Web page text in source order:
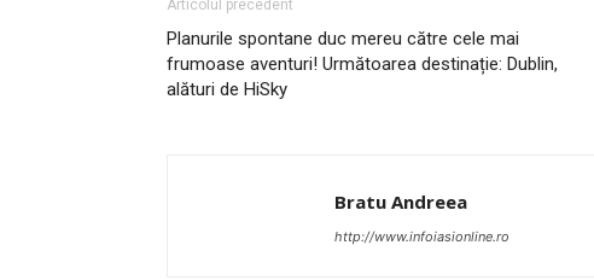
Articolul precedent
Planurile spontane duc mereu către cele mai
frumoase aventuri! Următoarea destinație: Dublin,
alături de HiSky
Bratu Andreea
http://www.infoiasionline.ro